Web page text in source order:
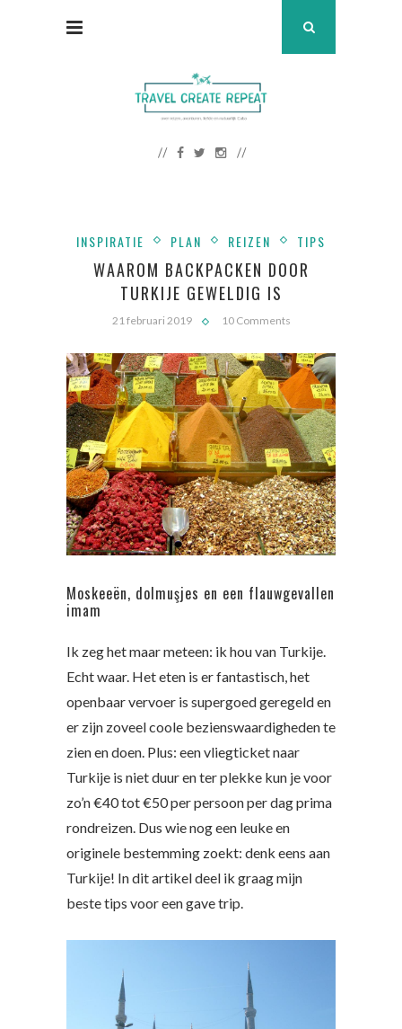
INSPIRATIE PLAN REIZEN TIPS
WAAROM BACKPACKEN DOOR
TURKIJE GEWELDIG IS
21 februari 2019 10 Comments
Moskeeën, dolmuşjes en een flauwgevallen
imam
Ik zeg het maar meteen: ik hou van Turkije.
Echt waar. Het eten is er fantastisch, het
openbaar vervoer is supergoed geregeld en
er zijn zoveel coole bezienswaardigheden te
zien en doen. Plus: een vliegticket naar
Turkije is niet duur en ter plekke kun je voor
zo’n €40 tot €50 per persoon per dag prima
rondreizen. Dus wie nog een leuke en
originele bestemming zoekt: denk eens aan
Turkije! In dit artikel deel ik graag mijn
beste tips voor een gave trip.